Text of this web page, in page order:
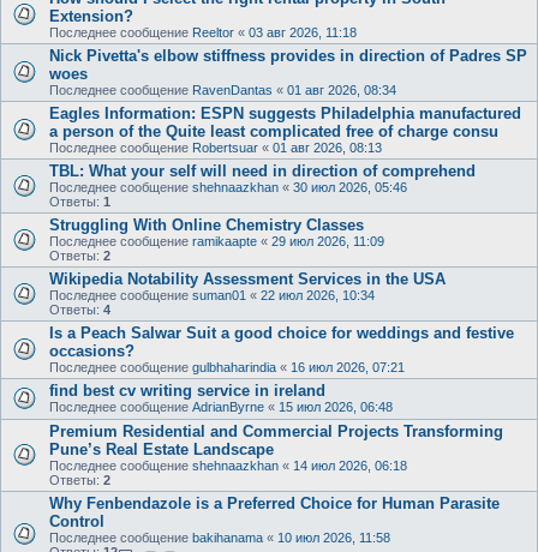
Extension?
Последнее сообщение Reeltor « 03 авг 2026, 11:18
Nick Pivetta's elbow stiffness provides in direction of Padres SP
woes
Последнее сообщение RavenDantas « 01 авг 2026, 08:34
Eagles Information: ESPN suggests Philadelphia manufactured
a person of the Quite least complicated free of charge consu
Последнее сообщение Robertsuar « 01 авг 2026, 08:13
TBL: What your self will need in direction of comprehend
Последнее сообщение shehnaazkhan « 30 июл 2026, 05:46
Ответы: 1
Struggling With Online Chemistry Classes
Последнее сообщение ramikaapte « 29 июл 2026, 11:09
Ответы: 2
Wikipedia Notability Assessment Services in the USA
Последнее сообщение suman01 « 22 июл 2026, 10:34
Ответы: 4
Is a Peach Salwar Suit a good choice for weddings and festive
occasions?
Последнее сообщение gulbhaharindia « 16 июл 2026, 07:21
find best cv writing service in ireland
Последнее сообщение AdrianByrne « 15 июл 2026, 06:48
Premium Residential and Commercial Projects Transforming
Pune’s Real Estate Landscape
Последнее сообщение shehnaazkhan « 14 июл 2026, 06:18
Ответы: 2
Why Fenbendazole is a Preferred Choice for Human Parasite
Control
Последнее сообщение bakihanama « 10 июл 2026, 11:58